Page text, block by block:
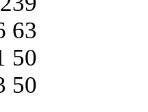
63
50
50